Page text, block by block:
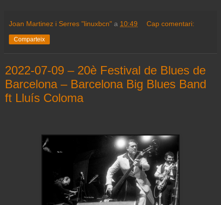
Joan Martinez i Serres "linuxbcn" a 10:49 Cap comentari:
Comparteix
2022-07-09 – 20è Festival de Blues de
Barcelona – Barcelona Big Blues Band
ft Lluís Coloma